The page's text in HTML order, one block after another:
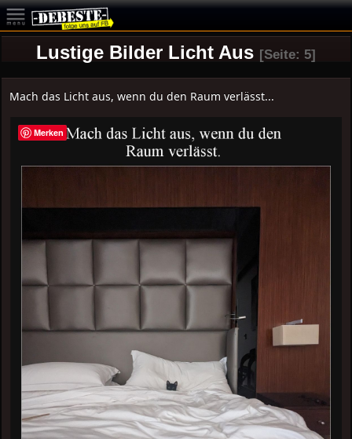
Lustige Bilder Licht Aus [Seite: 5]
Mach das Licht aus, wenn du den Raum verlässt...
Merken